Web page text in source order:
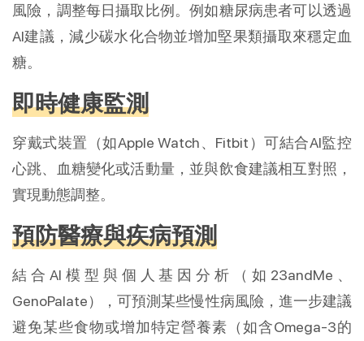
風險，調整每日攝取比例。例如糖尿病患者可以透過
AI建議，減少碳水化合物並增加堅果類攝取來穩定血
糖。
即時健康監測
穿戴式裝置（如Apple Watch、Fitbit）可結合AI監控
心跳、血糖變化或活動量，並與飲食建議相互對照，
實現動態調整。
預防醫療與疾病預測
結合AI模型與個人基因分析（如23andMe、
GenoPalate），可預測某些慢性病風險，進一步建議
避免某些食物或增加特定營養素（如含Omega-3的